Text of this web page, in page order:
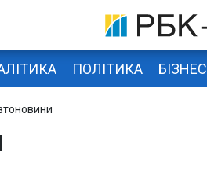
ПОЛІТИКА БІЗНЕС